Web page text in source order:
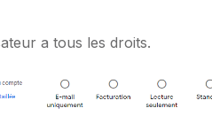
a tous les droits.